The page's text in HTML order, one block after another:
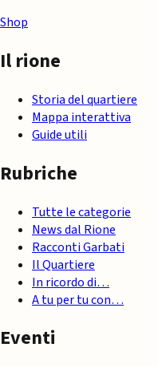
Shop
Il rione
Storia del quartiere
Mappa interattiva
Guide utili
Rubriche
Tutte le categorie
News dal Rione
Racconti Garbati
Il Quartiere
In ricordo di…
A tu per tu con…
Eventi